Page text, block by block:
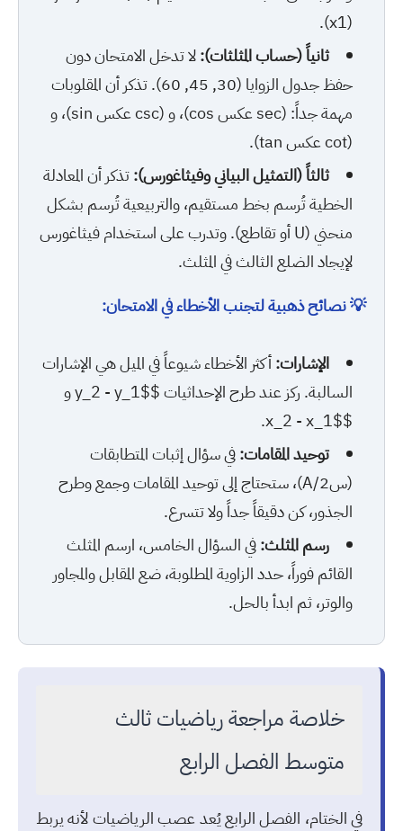
x1)).
ثانياً (حساب المثلثات):لا تدخل الامتحان دون
حفظ جدول الزوايا (30, 45, 60). تذكر أن المقلوبات
مهمة جداً: (sec عكس cos)، و (csc عكس sin)، و
(cot عكس tan).
ثالثاً (التمثيل البياني وفيثاغورس):تذكر أن المعادلة
الخطية تُرسم بخط مستقيم، والتربيعية تُرسم بشكل
منحني (U أو تقاطع). وتدرب على استخدام فيثاغورس
لإيجاد الضلع الثالث في المثلث.
💡 نصائح ذهبية لتجنب الأخطاء في الامتحان:
الإشارات:أكثر الأخطاء شيوعاً في الميل هي الإشارات
السالبة. ركز عند طرح الإحداثيات $y_2 - y_1$ و
$x_2 - x_1$.
توحيد المقامات:في سؤال إثبات المتطابقات
(س2/A)، ستحتاج إلى توحيد المقامات وجمع وطرح
الجذور، كن دقيقاً جداً ولا تتسرع.
رسم المثلث:في السؤال الخامس، ارسم المثلث
القائم فوراً، حدد الزاوية المطلوبة، ضع المقابل والمجاور
والوتر، ثم ابدأ بالحل.
خلاصة مراجعة رياضيات ثالث
متوسط الفصل الرابع
في الختام، الفصل الرابع يُعد عصب الرياضيات لأنه يربط